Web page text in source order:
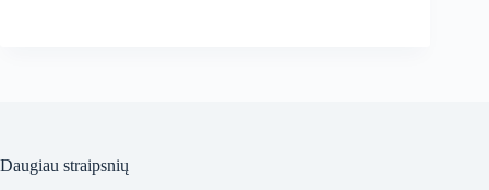
Daugiau straipsnių